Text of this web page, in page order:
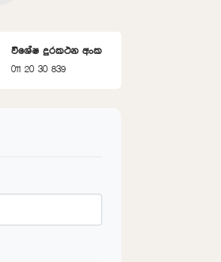
විශේෂ දුරකථන අංක
011 20 30 839